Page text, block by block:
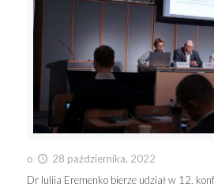
o
28 października, 2022
Dr Iuliia Eremenko bierze udział w 12.